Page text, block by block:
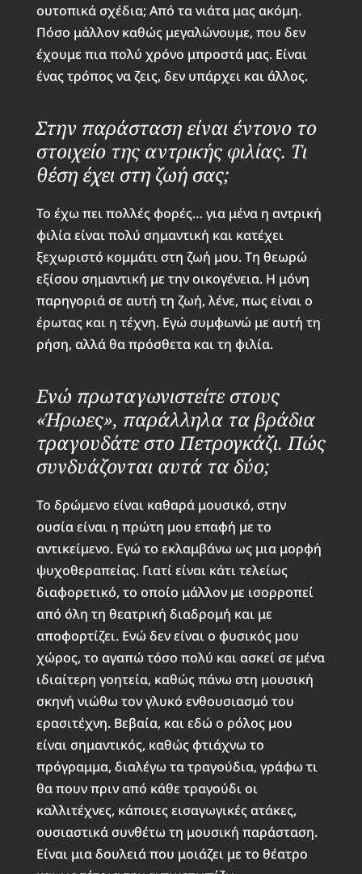
ουτοπικά σχέδια; Από τα νιάτα μας ακόμη.
Πόσο μάλλον καθώς μεγαλώνουμε, που δεν
έχουμε πια πολύ χρόνο μπροστά μας. Είναι
ένας τρόπος να ζεις, δεν υπάρχει και άλλος.
Στην παράσταση είναι έντονο το
στοιχείο της αντρικής φιλίας. Τι
θέση έχει στη ζωή σας;
Το έχω πει πολλές φορές… για μένα η αντρική
φιλία είναι πολύ σημαντική και κατέχει
ξεχωριστό κομμάτι στη ζωή μου. Τη θεωρώ
εξίσου σημαντική με την οικογένεια. Η μόνη
παρηγοριά σε αυτή τη ζωή, λένε, πως είναι ο
έρωτας και η τέχνη. Εγώ συμφωνώ με αυτή τη
ρήση, αλλά θα πρόσθετα και τη φιλία.
Ενώ πρωταγωνιστείτε στους
«Ήρωες», παράλληλα τα βράδια
τραγουδάτε στο Πετρογκάζι. Πώς
συνδυάζονται αυτά τα δύο;
Το δρώμενο είναι καθαρά μουσικό, στην
ουσία είναι η πρώτη μου επαφή με το
αντικείμενο. Εγώ το εκλαμβάνω ως μια μορφή
ψυχοθεραπείας. Γιατί είναι κάτι τελείως
διαφορετικό, το οποίο μάλλον με ισορροπεί
από όλη τη θεατρική διαδρομή και με
αποφορτίζει. Ενώ δεν είναι ο φυσικός μου
χώρος, το αγαπώ τόσο πολύ και ασκεί σε μένα
ιδιαίτερη γοητεία, καθώς πάνω στη μουσική
σκηνή νιώθω τον γλυκό ενθουσιασμό του
ερασιτέχνη. Βεβαία, και εδώ ο ρόλος μου
είναι σημαντικός, καθώς φτιάχνω το
πρόγραμμα, διαλέγω τα τραγούδια, γράφω τι
θα πουν πριν από κάθε τραγούδι οι
καλλιτέχνες, κάποιες εισαγωγικές ατάκες,
ουσιαστικά συνθέτω τη μουσική παράσταση.
Είναι μια δουλειά που μοιάζει με το θέατρο